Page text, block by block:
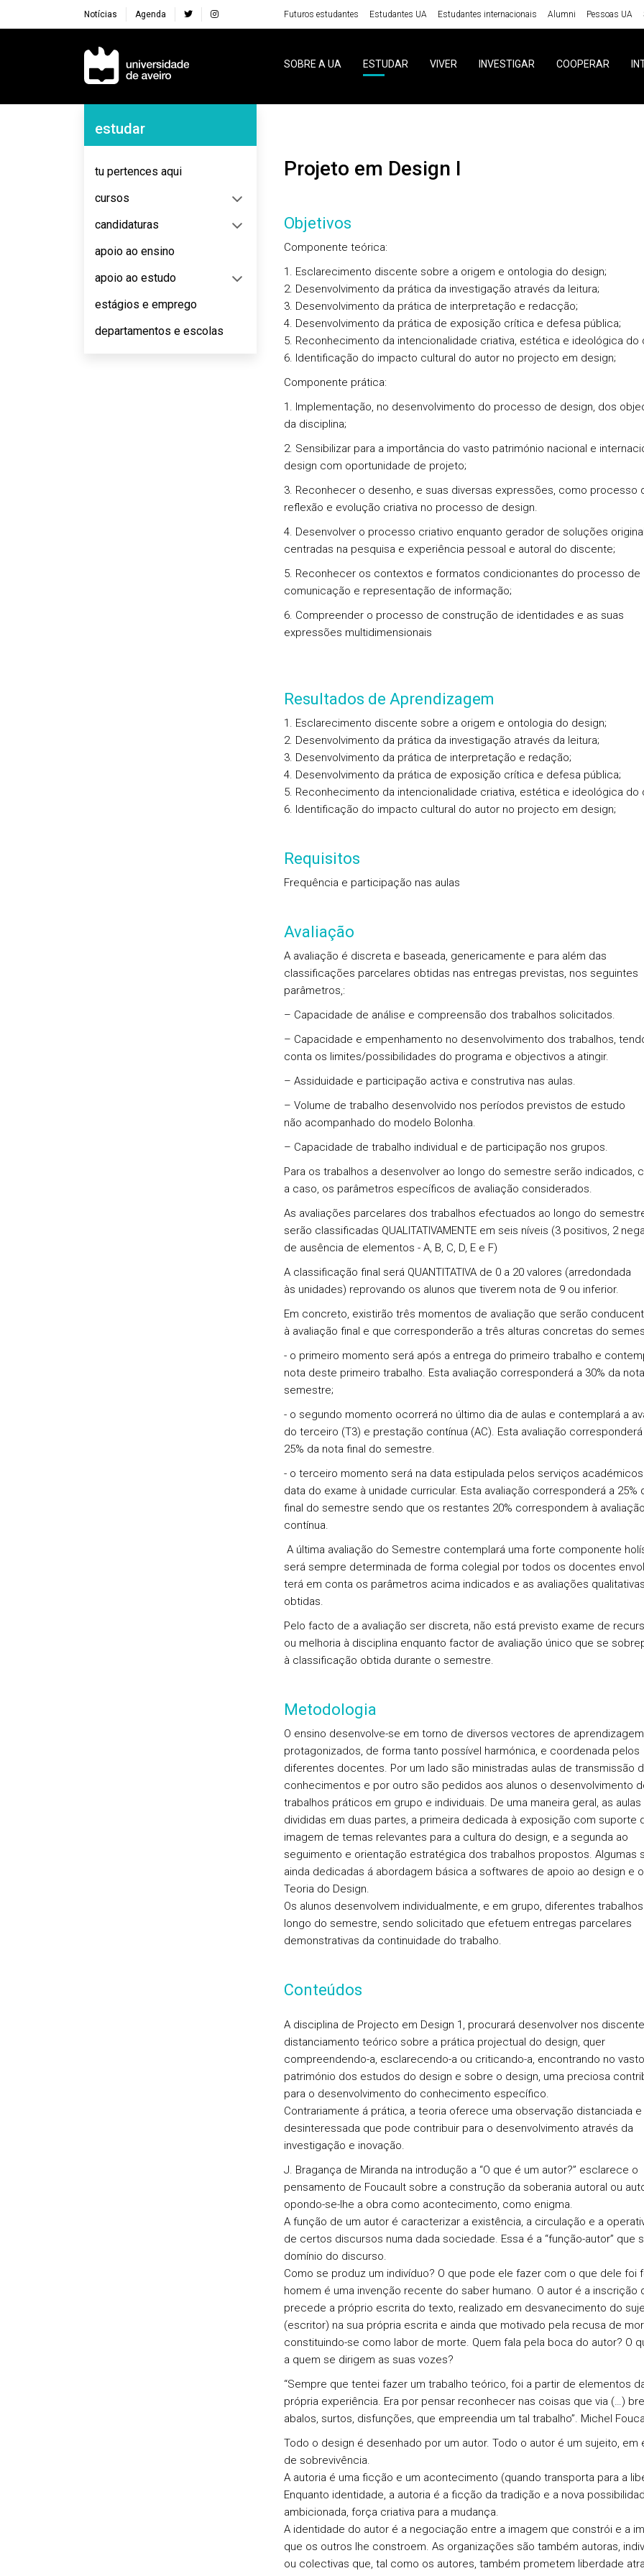
Notícias Agenda Futuros estudantes Estudantes UA Estudantes internacionais Alumni Pessoas UA
Navegação Principal
SOBRE A UA ESTUDAR VIVER INVESTIGAR COOPERAR
Navegação Lateral
estudar
tu pertences aqui
cursos
candidaturas
apoio ao ensino
apoio ao estudo
estágios e emprego
departamentos e escolas
Projeto em Design I
Objetivos
Componente teórica:
1. Esclarecimento discente sobre a origem e ontologia do design;
2. Desenvolvimento da prática da investigação através da leitura;
3. Desenvolvimento da prática de interpretação e redacção;
4. Desenvolvimento da prática de exposição crítica e defesa pública;
5. Reconhecimento da intencionalidade criativa, estética e ideológica do
6. Identificação do impacto cultural do autor no projecto em design;
Componente prática:
1. Implementação, no desenvolvimento do processo de design, dos
da disciplina;
2. Sensibilizar para a importância do vasto património nacional e
design com oportunidade de projeto;
3. Reconhecer o desenho, e suas diversas expressões, como processo
reflexão e evolução criativa no processo de design.
4. Desenvolver o processo criativo enquanto gerador de soluções
centradas na pesquisa e experiência pessoal e autoral do discente;
5. Reconhecer os contextos e formatos condicionantes do processo de
comunicação e representação de informação;
6. Compreender o processo de construção de identidades e as suas
expressões multidimensionais
Resultados de Aprendizagem
1. Esclarecimento discente sobre a origem e ontologia do design;
2. Desenvolvimento da prática da investigação através da leitura;
3. Desenvolvimento da prática de interpretação e redação;
4. Desenvolvimento da prática de exposição crítica e defesa pública;
5. Reconhecimento da intencionalidade criativa, estética e ideológica do
6. Identificação do impacto cultural do autor no projecto em design;
Requisitos
Frequência e participação nas aulas
Avaliação
A avaliação é discreta e baseada, genericamente e para além das
classificações parcelares obtidas nas entregas previstas, nos seguintes
parâmetros,:
– Capacidade de análise e compreensão dos trabalhos solicitados.
– Capacidade e empenhamento no desenvolvimento dos trabalhos,
conta os limites/possibilidades do programa e objectivos a atingir.
– Assiduidade e participação activa e construtiva nas aulas.
– Volume de trabalho desenvolvido nos períodos previstos de estudo
não acompanhado do modelo Bolonha.
– Capacidade de trabalho individual e de participação nos grupos.
Para os trabalhos a desenvolver ao longo do semestre serão indicados,
a caso, os parâmetros específicos de avaliação considerados.
As avaliações parcelares dos trabalhos efectuados ao longo do
serão classificadas QUALITATIVAMENTE em seis níveis (3 positivos, 2
de ausência de elementos - A, B, C, D, E e F)
A classificação final será QUANTITATIVA de 0 a 20 valores (arredondada
às unidades) reprovando os alunos que tiverem nota de 9 ou inferior.
Em concreto, existirão três momentos de avaliação que serão
à avaliação final e que corresponderão a três alturas concretas do
- o primeiro momento será após a entrega do primeiro trabalho e
nota deste primeiro trabalho. Esta avaliação corresponderá a 30% da
semestre;
- o segundo momento ocorrerá no último dia de aulas e contemplará a
do terceiro (T3) e prestação contínua (AC). Esta avaliação corresponderá
25% da nota final do semestre.
- o terceiro momento será na data estipulada pelos serviços
data do exame à unidade curricular. Esta avaliação corresponderá a 25%
final do semestre sendo que os restantes 20% correspondem à avaliação
contínua.
A última avaliação do Semestre contemplará uma forte componente
será sempre determinada de forma colegial por todos os docentes
terá em conta os parâmetros acima indicados e as avaliações qualitativas
obtidas.
Pelo facto de a avaliação ser discreta, não está previsto exame de
ou melhoria à disciplina enquanto factor de avaliação único que se
à classificação obtida durante o semestre.
Metodologia
O ensino desenvolve-se em torno de diversos vectores de aprendizagem
protagonizados, de forma tanto possível harmónica, e coordenada pelos
diferentes docentes. Por um lado são ministradas aulas de transmissão
conhecimentos e por outro são pedidos aos alunos o desenvolvimento
trabalhos práticos em grupo e individuais. De uma maneira geral, as
divididas em duas partes, a primeira dedicada à exposição com suporte
imagem de temas relevantes para a cultura do design, e a segunda ao
seguimento e orientação estratégica dos trabalhos propostos. Algumas
ainda dedicadas á abordagem básica a softwares de apoio ao design e
Teoria do Design.
Os alunos desenvolvem individualmente, e em grupo, diferentes
longo do semestre, sendo solicitado que efetuem entregas parcelares
demonstrativas da continuidade do trabalho.
Conteúdos
A disciplina de Projecto em Design 1, procurará desenvolver nos
distanciamento teórico sobre a prática projectual do design, quer
compreendendo-a, esclarecendo-a ou criticando-a, encontrando no vasto
património dos estudos do design e sobre o design, uma preciosa
para o desenvolvimento do conhecimento específico.
Contrariamente á prática, a teoria oferece uma observação distanciada e
desinteressada que pode contribuir para o desenvolvimento através da
investigação e inovação.
J. Bragança de Miranda na introdução a “O que é um autor?” esclarece o
pensamento de Foucault sobre a construção da soberania autoral ou
opondo-se-lhe a obra como acontecimento, como enigma.
A função de um autor é caracterizar a existência, a circulação e a
de certos discursos numa dada sociedade. Essa é a “função-autor” que
domínio do discurso.
Como se produz um indivíduo? O que pode ele fazer com o que dele foi
homem é uma invenção recente do saber humano. O autor é a inscrição
precede a próprio escrita do texto, realizado em desvanecimento do
(escritor) na sua própria escrita e ainda que motivado pela recusa de
constituindo-se como labor de morte. Quem fala pela boca do autor? O
a quem se dirigem as suas vozes?
“Sempre que tentei fazer um trabalho teórico, foi a partir de elementos
própria experiência. Era por pensar reconhecer nas coisas que via (…)
abalos, surtos, disfunções, que empreendia um tal trabalho”. Michel
Todo o design é desenhado por um autor. Todo o autor é um sujeito, em
de sobrevivência.
A autoria é uma ficção e um acontecimento (quando transporta para a
Enquanto identidade, a autoria é a ficção da tradição e a nova
ambicionada, força criativa para a mudança.
A identidade do autor é a negociação entre a imagem que constrói e a
que os outros lhe constroem. As organizações são também autoras,
ou colectivas que, tal como os autores, também prometem liberdade